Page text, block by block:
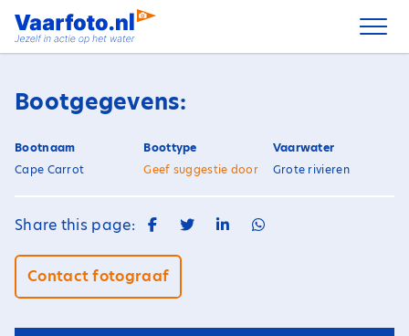
Spring
naar
Bootgegevens:
Bootnaam
Cape Carrot
Boottype
Geef suggestie door
Vaarwater
Grote rivieren
Share this page:
Contact fotograaf